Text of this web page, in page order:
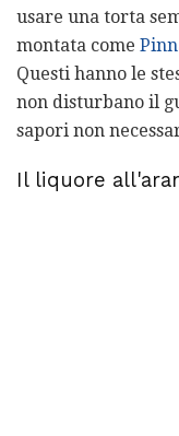
usare una torta
montata come
Questi hanno le
non disturbano il
sapori non
Il liquore